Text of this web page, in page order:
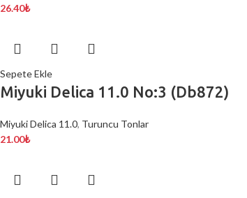
26.40₺
Sepete Ekle
Miyuki Delica 11.0 No:3 (Db872)
Miyuki Delica 11.0, Turuncu Tonlar
21.00₺